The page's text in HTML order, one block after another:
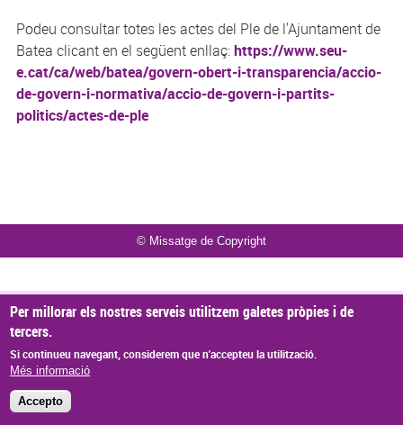
Podeu consultar totes les actes del Ple de l'Ajuntament de
Batea clicant en el següent enllaç:https://www.seu-
e.cat/ca/web/batea/govern-obert-i-transparencia/accio-
de-govern-i-normativa/accio-de-govern-i-partits-
politics/actes-de-ple
© Missatge de Copyright
Per millorar els nostres serveis utilitzem galetes pròpies i de
tercers.
Si continueu navegant, considerem que n'accepteu la utilització.
Més informació
Accepto